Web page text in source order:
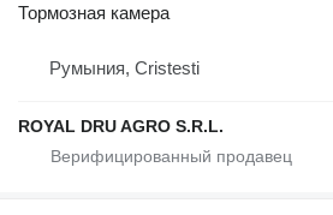
Тормозная камера
Румыния, Cristesti
ROYAL DRU AGRO S.R.L.